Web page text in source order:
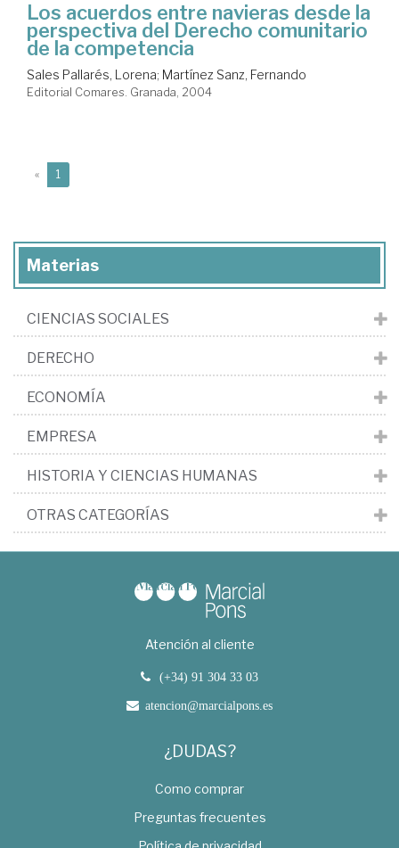
Los acuerdos entre navieras desde la
perspectiva del Derecho comunitario
de la competencia
Sales Pallarés, Lorena; Martínez Sanz, Fernando
Editorial Comares. Granada, 2004
« 1
Materias
CIENCIAS SOCIALES
DERECHO
ECONOMÍA
EMPRESA
HISTORIA Y CIENCIAS HUMANAS
OTRAS CATEGORÍAS
Atención al cliente
(+34) 91 304 33 03
atencion@marcialpons.es
¿DUDAS?
Como comprar
Preguntas frecuentes